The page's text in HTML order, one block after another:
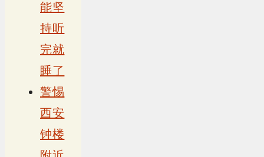
能坚
持听
完就
睡了
警惕
西安
钟楼